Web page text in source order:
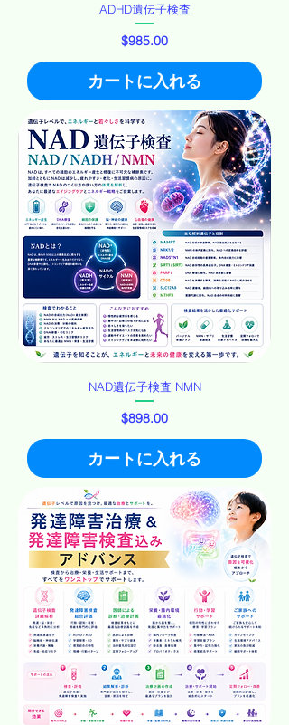
ADHD遺伝子検査
価格
$985.00
カートに入れる
NAD遺伝子検査 NMN
価格
$898.00
カートに入れる